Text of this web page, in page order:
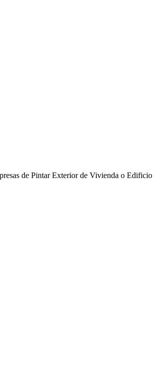
de Pintar Exterior de Vivienda o Edificio